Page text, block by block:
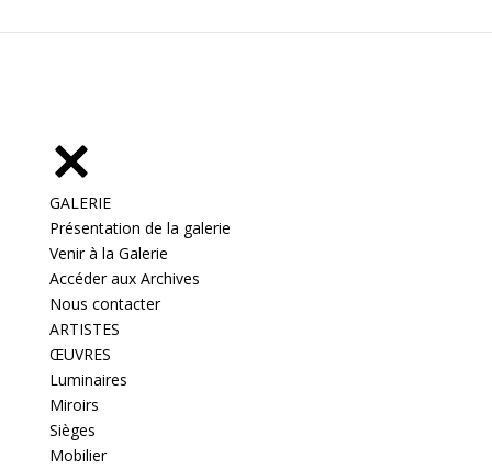
GALERIE
Présentation de la galerie
Venir à la Galerie
Accéder aux Archives
Nous contacter
ARTISTES
ŒUVRES
Luminaires
Miroirs
Sièges
Mobilier